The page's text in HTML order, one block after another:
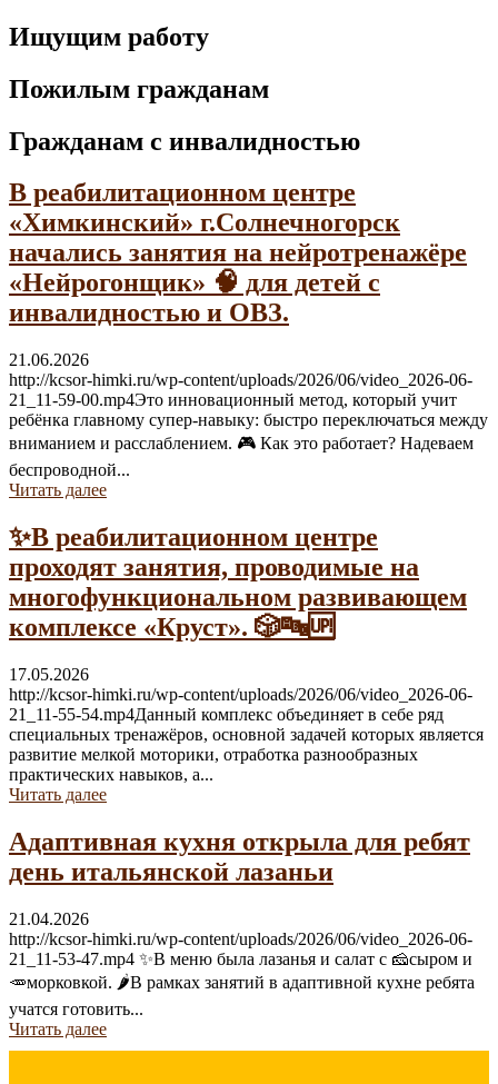
Ищущим работу
Пожилым гражданам
Гражданам с инвалидностью
В реабилитационном центре
«Химкинский» г.Солнечногорск
начались занятия на нейротренажёре
«Нейрогонщик» 🧠 для детей с
инвалидностью и ОВЗ.
21.06.2026
http://kcsor-himki.ru/wp-content/uploads/2026/06/video_2026-06-
21_11-59-00.mp4Это инновационный метод, который учит
ребёнка главному супер-навыку: быстро переключаться между
вниманием и расслаблением. 🎮 Как это работает? Надеваем
беспроводной...
Читать далее
✨В реабилитационном центре
проходят занятия, проводимые на
многофункциональном развивающем
комплексе «Круст». 🎲🔤🆙
17.05.2026
http://kcsor-himki.ru/wp-content/uploads/2026/06/video_2026-06-
21_11-55-54.mp4Данный комплекс объединяет в себе ряд
специальных тренажёров, основной задачей которых является
развитие мелкой моторики, отработка разнообразных
практических навыков, а...
Читать далее
Адаптивная кухня открыла для ребят
день итальянской лазаньи
21.04.2026
http://kcsor-himki.ru/wp-content/uploads/2026/06/video_2026-06-
21_11-53-47.mp4 ✨В меню была лазанья и салат с 🧀сыром и
🥕морковкой. 🌶В рамках занятий в адаптивной кухне ребята
учатся готовить...
Читать далее